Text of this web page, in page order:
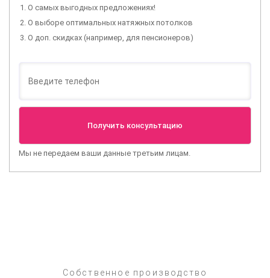
О самых выгодных предложениях!
О выборе оптимальных натяжных потолков
О доп. скидках (например, для пенсионеров)
Мы не передаем ваши данные третьим лицам.
Собственное производство